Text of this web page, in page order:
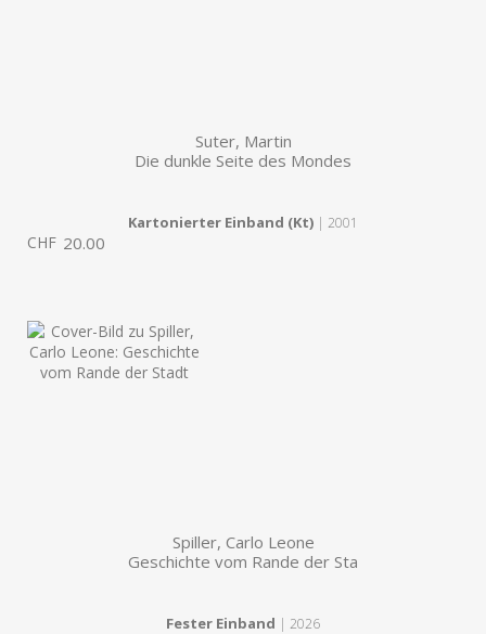
Suter, Martin
Die dunkle Seite des Mondes
Kartonierter Einband (Kt) | 2001
CHF 20.00
Spiller, Carlo Leone
Geschichte vom Rande der Sta
Fester Einband | 2026